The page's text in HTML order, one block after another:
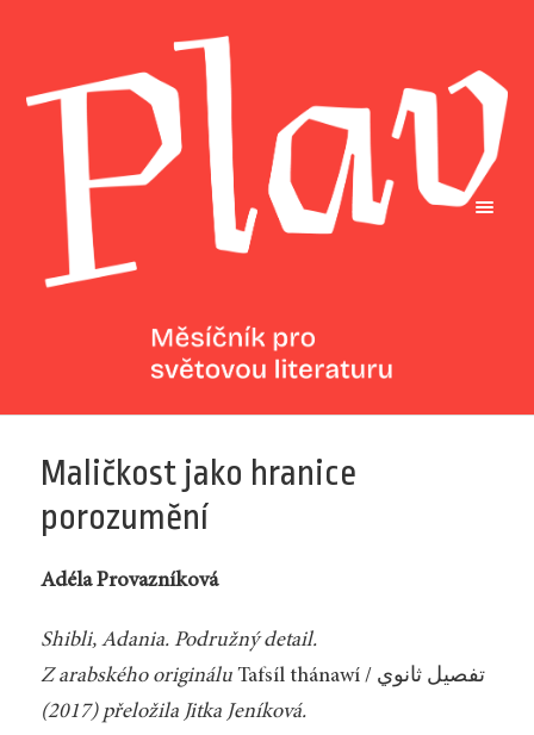
Maličkost jako hranice
porozumění
Adéla Provazníková
Shibli, Adania. Podružný detail.
Z arabského originálu
Tafsíl thánawí / تفصيل ثانوي
(2017) přeložila Jitka Jeníková.